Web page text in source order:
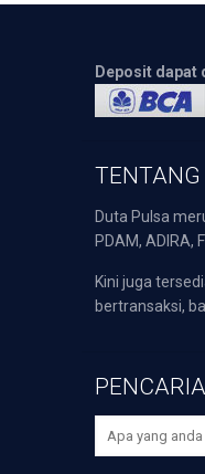
Deposit dapat
TENTANG
Duta Pulsa
PDAM, ADIRA,
Kini juga
bertransaksi,